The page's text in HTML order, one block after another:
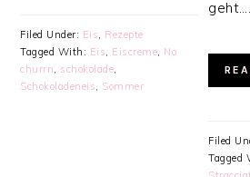
Filed Under: Eis, Rezepte
Tagged With: Eis, Eiscreme, No
churrn, schokolade,
Schokoladeneis, Sommer
geht….
Filed
Tagged